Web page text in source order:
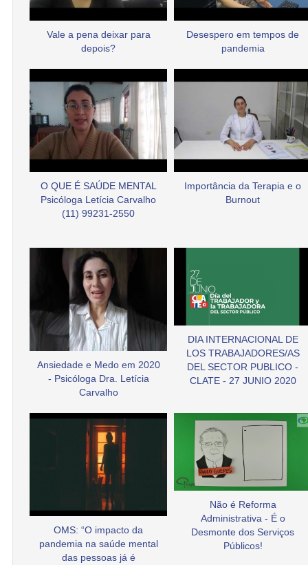
Vale a pena deixar para
depois?
Desespero em tempos de
pandemia
O QUE É SAÚDE MENTAL
Psicóloga Letícia Carvalho
(11) 99231-2550
Importância da Terapia e o
Burnout
Ansiedade e Medo em 2020
- Psicóloga Dra. Letícia
Carvalho
DIA INTERNACIONAL DE
LOS TRABAJADORES/AS
DEL SECTOR PUBLICO -
CLATE - 27 JUNIO 2020
OMS: “O impacto da
pandemia na saúde mental
das pessoas já é
Não é Reforma
Administrativa - É o
Desmonte dos Serviços
Públicos!